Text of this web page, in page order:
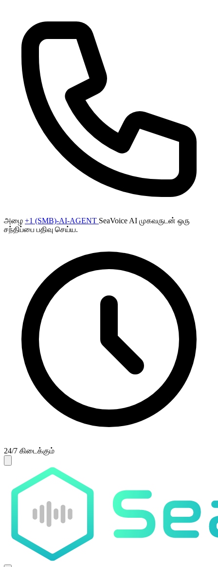
அழை +1 (SMB)-AI-AGENT SeaVoice AI முகவருடன் ஒரு
சந்திப்பை பதிவு செய்ய.
24/7 கிடைக்கும்